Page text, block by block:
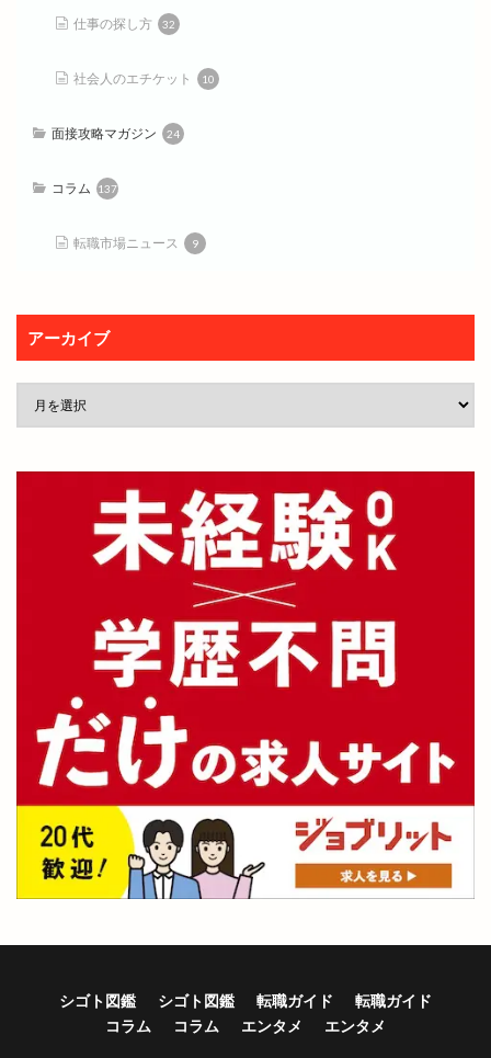
仕事の探し方 32
社会人のエチケット 10
面接攻略マガジン 24
コラム 137
転職市場ニュース 9
アーカイブ
シゴト図鑑 シゴト図鑑 転職ガイド
転職ガイド
コラム
コラム エンタメ エンタメ